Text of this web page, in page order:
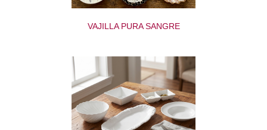
VAJILLA PURA SANGRE